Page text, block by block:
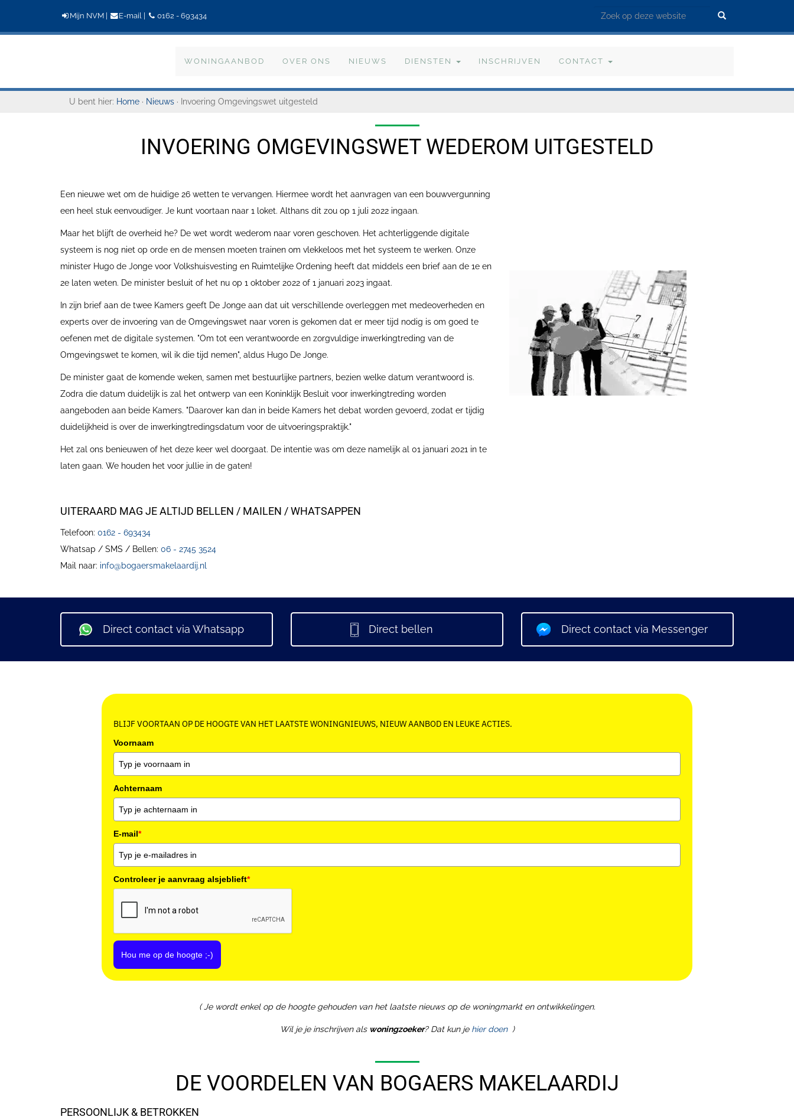
Mijn NVM E-mail 0162 - 693434
WONINGAANBOD OVER ONS NIEUWS DIENSTEN INSCHRIJVEN CONTACT
U bent hier: Home · Nieuws · Invoering Omgevingswet uitgesteld
INVOERING OMGEVINGSWET WEDEROM UITGESTELD
Een nieuwe wet om de huidige 26 wetten te vervangen. Hiermee wordt het aanvragen van een bouwvergunning
een heel stuk eenvoudiger. Je kunt voortaan naar 1 loket. Althans dit zou op 1 juli 2022 ingaan.
Maar het blijft de overheid he? De wet wordt wederom naar voren geschoven. Het achterliggende digitale
systeem is nog niet op orde en de mensen moeten trainen om vlekkeloos met het systeem te werken. Onze
minister Hugo de Jonge voor Volkshuisvesting en Ruimtelijke Ordening heeft dat middels een brief aan de 1e en
2e laten weten. De minister besluit of het nu op 1 oktober 2022 of 1 januari 2023 ingaat.
In zijn brief aan de twee Kamers geeft De Jonge aan dat uit verschillende overleggen met medeoverheden en
experts over de invoering van de Omgevingswet naar voren is gekomen dat er meer tijd nodig is om goed te
oefenen met de digitale systemen. "Om tot een verantwoorde en zorgvuldige inwerkingtreding van de
Omgevingswet te komen, wil ik die tijd nemen", aldus Hugo De Jonge.
De minister gaat de komende weken, samen met bestuurlijke partners, bezien welke datum verantwoord is.
Zodra die datum duidelijk is zal het ontwerp van een Koninklijk Besluit voor inwerkingtreding worden
aangeboden aan beide Kamers. "Daarover kan dan in beide Kamers het debat worden gevoerd, zodat er tijdig
duidelijkheid is over de inwerkingtredingsdatum voor de uitvoeringspraktijk."
Het zal ons benieuwen of het deze keer wel doorgaat. De intentie was om deze namelijk al 01 januari 2021 in te
laten gaan. We houden het voor jullie in de gaten!
UITERAARD MAG JE ALTIJD BELLEN / MAILEN / WHATSAPPEN
Telefoon: 0162 - 693434
Whatsap / SMS / Bellen: 06 - 2745 3524
Mail naar: info@bogaersmakelaardij.nl
Direct contact via Whatsapp Direct bellen Direct contact via Messenger
BLIJF VOORTAAN OP DE HOOGTE VAN HET LAATSTE WONINGNIEUWS, NIEUW AANBOD EN LEUKE ACTIES.
Voornaam
Achternaam
E-mail*
Controleer je aanvraag alsjeblieft*
Hou me op de hoogte ;-)
( Je wordt enkel op de hoogte gehouden van het laatste nieuws op de woningmarkt en ontwikkelingen.
Wil je je inschrijven als woningzoeker? Dat kun je hier doen )
DE VOORDELEN VAN BOGAERS MAKELAARDIJ
PERSOONLIJK & BETROKKEN